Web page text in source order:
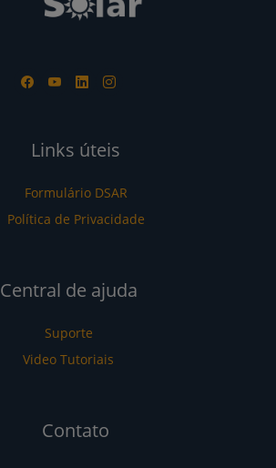
Links úteis
Formulário DSAR
Política de Privacidade
Central de ajuda
Suporte
Video Tutoriais
Contato